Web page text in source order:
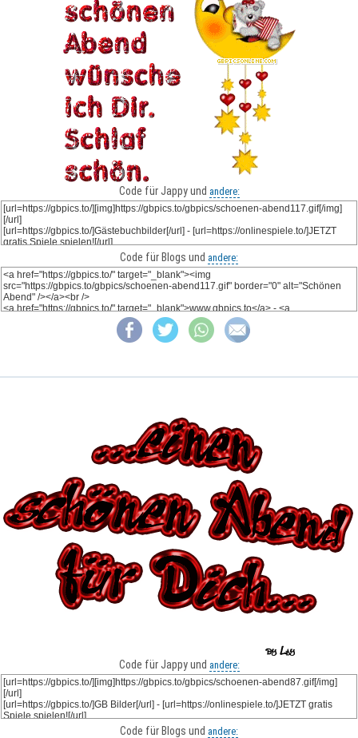
Code für Jappy und andere:
Code für Blogs und andere:
Code für Jappy und andere:
Code für Blogs und andere: